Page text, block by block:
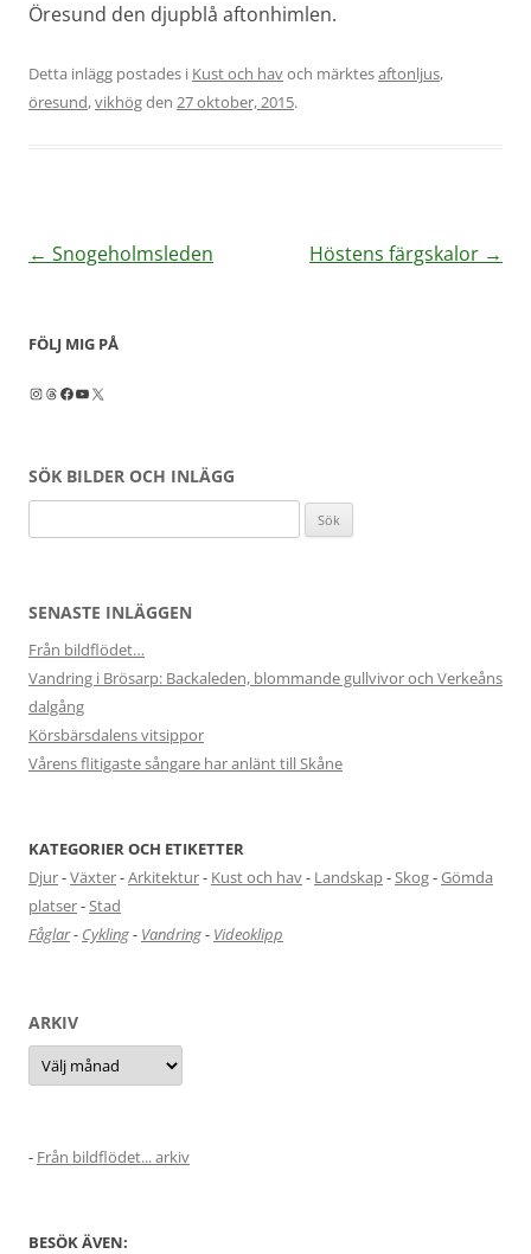
Öresund den djupblå aftonhimlen.
Detta inlägg postades i Kust och havoch märktesaftonljus,
öresund,vikhögden 27 oktober, 2015.
Inläggsnavigering
← Snogeholmsleden Höstens färgskalor →
FÖLJ MIG PÅ
Instagram
Threads
Facebook
YouTube
X
SÖK BILDER OCH INLÄGG
efter:
SENASTE INLÄGGEN
Från bildflödet…
Vandring i Brösarp: Backaleden, blommande gullvivor och Verkeåns
dalgång
Körsbärsdalens vitsippor
Vårens flitigaste sångare har anlänt till Skåne
KATEGORIER OCH ETIKETTER
Djur-Växter-Arkitektur- Kust och hav- Landskap-Skog-Gömda
platser-Stad
Fåglar- Cykling- Vandring- Videoklipp
ARKIV
Arkiv
- Från bildflödet... arkiv
BESÖK ÄVEN: